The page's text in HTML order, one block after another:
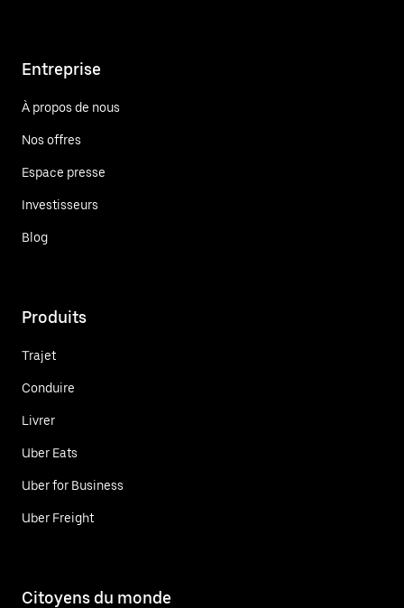
Entreprise
À propos de nous
Nos offres
Espace presse
Investisseurs
Blog
Produits
Trajet
Conduire
Livrer
Uber Eats
Uber for Business
Uber Freight
Citoyens du monde